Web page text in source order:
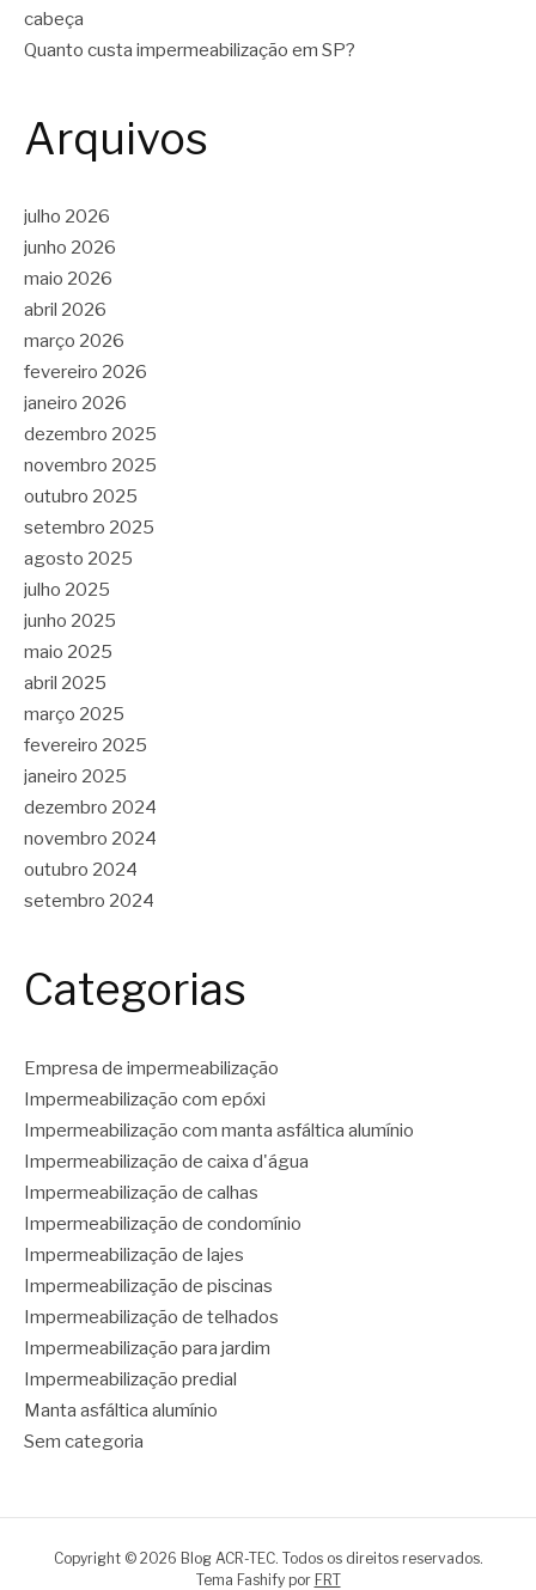
cabeça
Quanto custa impermeabilização em SP?
Arquivos
julho 2026
junho 2026
maio 2026
abril 2026
março 2026
fevereiro 2026
janeiro 2026
dezembro 2025
novembro 2025
outubro 2025
setembro 2025
agosto 2025
julho 2025
junho 2025
maio 2025
abril 2025
março 2025
fevereiro 2025
janeiro 2025
dezembro 2024
novembro 2024
outubro 2024
setembro 2024
Categorias
Empresa de impermeabilização
Impermeabilização com epóxi
Impermeabilização com manta asfáltica alumínio
Impermeabilização de caixa d'água
Impermeabilização de calhas
Impermeabilização de condomínio
Impermeabilização de lajes
Impermeabilização de piscinas
Impermeabilização de telhados
Impermeabilização para jardim
Impermeabilização predial
Manta asfáltica alumínio
Sem categoria
Copyright © 2026 Blog ACR-TEC. Todos os direitos reservados.
Tema Fashify por FRT